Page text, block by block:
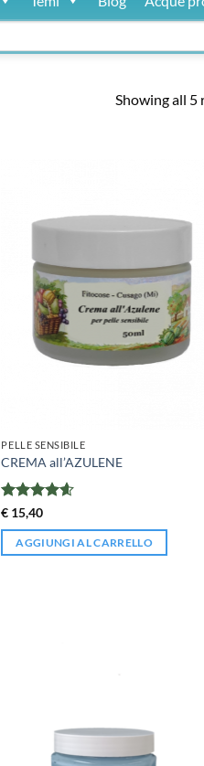
Showing all 5
PELLE SENSIBILE
CREMA all’AZULENE
Valutato
€ 15,40
AGGIUNGI AL CARRELLO